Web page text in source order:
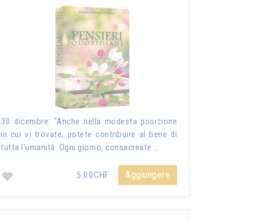
30 dicembre: "Anche nella modesta posizione
in cui vi trovate, potete contribuire al bene di
tutta l'umanità. Ogni giorno, consacreate …
5.00CHF Aggiungere